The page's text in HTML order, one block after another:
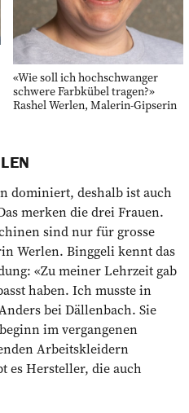
«Wie soll ich hochschwanger
schwere Farbkübel tragen?»
Rashel Werlen, Malerin-Gipserin
dominiert, deshalb ist auch
merken die drei Frauen.
sind nur für grosse
Werlen. Binggeli kennt das
«Zu meiner Lehrzeit gab
haben. Ich musste in
bei Dällenbach. Sie
im vergangenen
Arbeitskleidern
es Hersteller, die auch